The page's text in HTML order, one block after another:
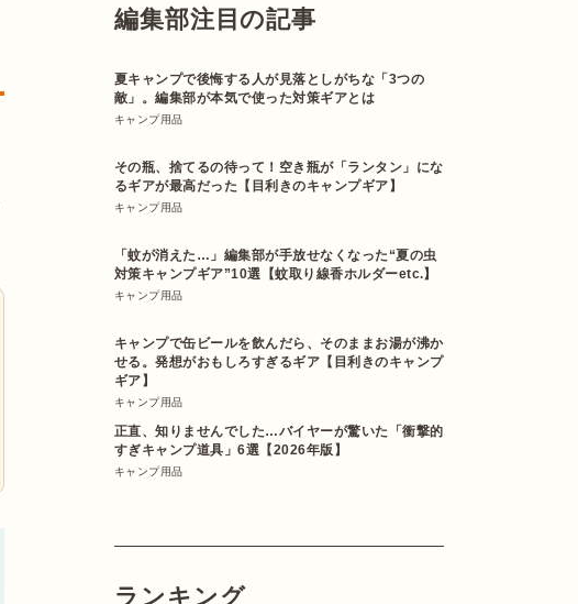
編集部注目の記事
夏キャンプで後悔する人が見落としがちな「3つの
敵」。編集部が本気で使った対策ギアとは
キャンプ用品
その瓶、捨てるの待って！空き瓶が「ランタン」にな
るギアが最高だった【目利きのキャンプギア】
キャンプ用品
「蚊が消えた…」編集部が手放せなくなった“夏の虫
対策キャンプギア”10選【蚊取り線香ホルダーetc.】
キャンプ用品
キャンプで缶ビールを飲んだら、そのままお湯が沸か
せる。発想がおもしろすぎるギア【目利きのキャンプ
ギア】
キャンプ用品
正直、知りませんでした…バイヤーが驚いた「衝撃的
すぎキャンプ道具」6選【2026年版】
キャンプ用品
ランキング